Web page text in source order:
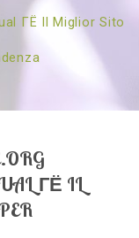
ГЁ Il Miglior Sito
ГЁ IL